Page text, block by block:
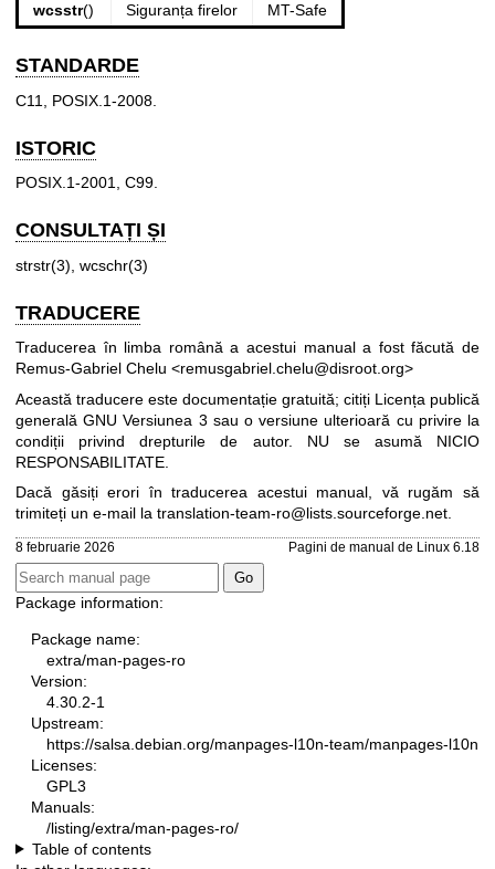
wcsstr() Siguranța firelor MT-Safe
STANDARDE
C11, POSIX.1-2008.
ISTORIC
POSIX.1-2001, C99.
CONSULTAȚI ȘI
strstr(3) wcschr(3)
TRADUCERE
Traducerea în limba română a acestui manual a fost făcută de
Remus-Gabriel Chelu <remusgabriel.chelu@disroot.org>
Această traducere este documentație gratuită; citiți Licența publică
generală GNU Versiunea 3 sau o versiune ulterioară cu privire la
condiții privind drepturile de autor. NU se asumă NICIO
RESPONSABILITATE.
Dacă găsiți erori în traducerea acestui manual, vă rugăm să
trimiteți un e-mail la translation-team-ro@lists.sourceforge.net
8 februarie 2026 Pagini de manual de Linux 6.18
Package information:
Package name:
extra/man-pages-ro
Version:
4.30.2-1
Upstream:
https://salsa.debian.org/manpages-l10n-team/manpages-l10n
Licenses:
GPL3
Manuals:
/listing/extra/man-pages-ro/
Table of contents